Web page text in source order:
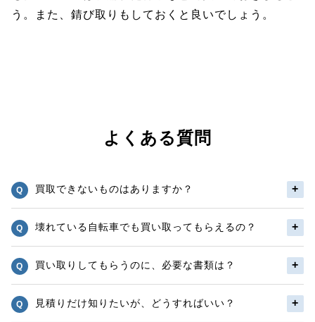
う。また、錆び取りもしておくと良いでしょう。
よくある質問
買取できないものはありますか？
壊れている自転車でも買い取ってもらえるの？
買い取りしてもらうのに、必要な書類は？
見積りだけ知りたいが、どうすればいい？